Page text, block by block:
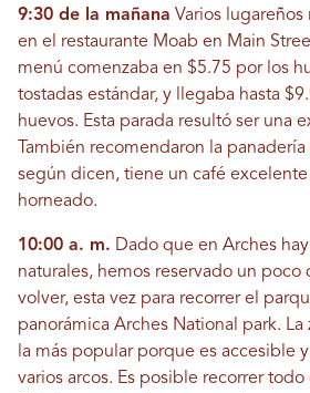
9:30 de la mañana Varios
en el restaurante Moab en Main
menú comenzaba en $5.75 por los
tostadas estándar, y llegaba hasta
huevos. Esta parada resultó ser una
También recomendaron la
según dicen, tiene un café
horneado.
10:00 a. m. Dado que en Arches
naturales, hemos reservado un poco
volver, esta vez para recorrer el
panorámica Arches National park.
la más popular porque es accesible
varios arcos. Es posible recorrer